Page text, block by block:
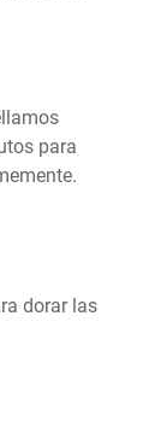
para
dorar las